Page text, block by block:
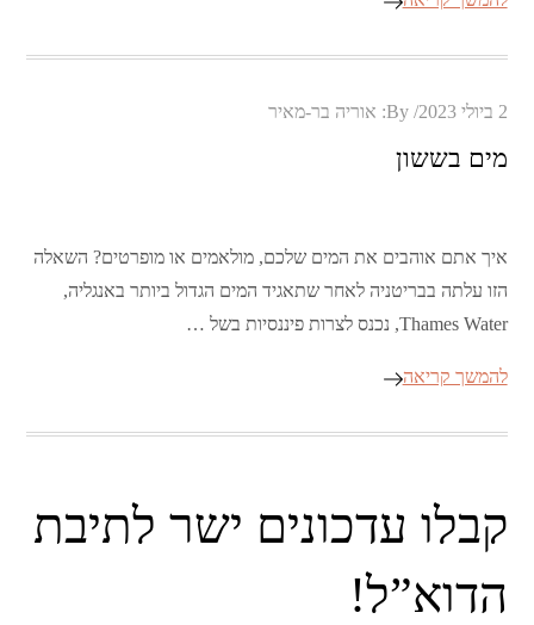
Posted
2 ביולי 2023 By: אוריה בר-מאיר
מים בששון
איך אתם אוהבים את המים שלכם, מולאמים או מופרטים? השאלה
הזו עלתה בבריטניה לאחר שתאגיד המים הגדול ביותר באנגליה,
Thames Water, נכנס לצרות פיננסיות בשל …
להמשך קריאה
קבלו עדכונים ישר לתיבת
הדוא”ל!